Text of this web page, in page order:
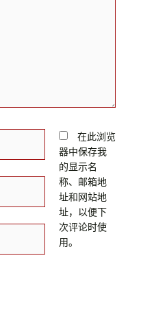
在此浏览
器中保存我
的显示名
称、邮箱地
址和网站地
址，以便下
次评论时使
用。